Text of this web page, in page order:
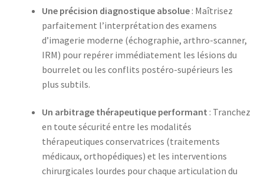
Une précision diagnostique absolue: Maîtrisez
parfaitement l’interprétation des examens
d’imagerie moderne (échographie, arthro-scanner,
IRM) pour repérer immédiatement les lésions du
bourrelet ou les conflits postéro-supérieurs les
plus subtils.
Un arbitrage thérapeutique performant : Tranchez
en toute sécurité entre les modalités
thérapeutiques conservatrices (traitements
médicaux, orthopédiques) et les interventions
chirurgicales lourdes pour chaque articulation du